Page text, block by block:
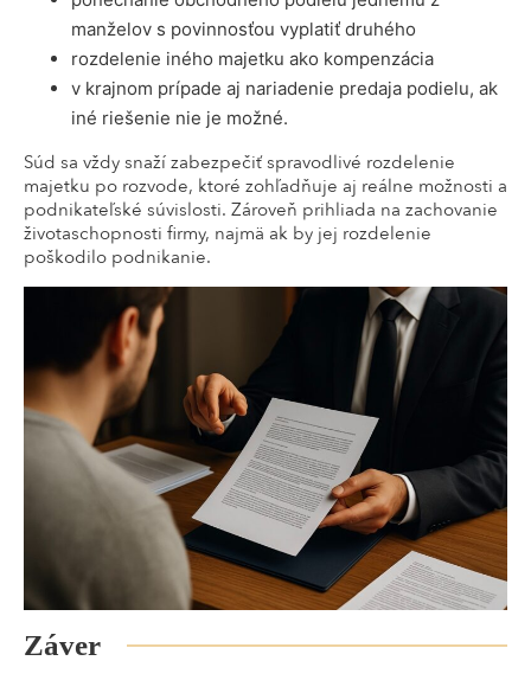
manželov s povinnosťou vyplatiť druhého
rozdelenie iného majetku ako kompenzácia
v krajnom prípade aj nariadenie predaja podielu, ak
iné riešenie nie je možné.
Súd sa vždy snaží zabezpečiť spravodlivé rozdelenie
majetku po rozvode, ktoré zohľadňuje aj reálne možnosti a
podnikateľské súvislosti. Zároveň prihliada na zachovanie
životaschopnosti firmy, najmä ak by jej rozdelenie
poškodilo podnikanie.
Záver